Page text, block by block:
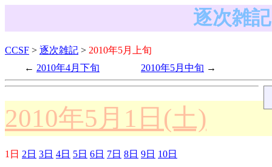
逐次雑
CCSF > 逐次雑記 > 2010年5月上旬
2010年4月下旬
2010年5月中旬
2010年5月1日(土)
1日 2日 3日 4日 5日 6日 7日 8日 9日 10日